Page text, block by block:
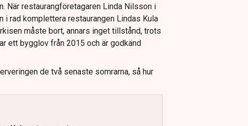
När restaurangföretagaren Linda Nilsson i
rad komplettera restaurangen Lindas Kula
måste bort, annars inget tillstånd, trots
ett bygglov från 2015 och är godkänd
de två senaste somrarna, så hur